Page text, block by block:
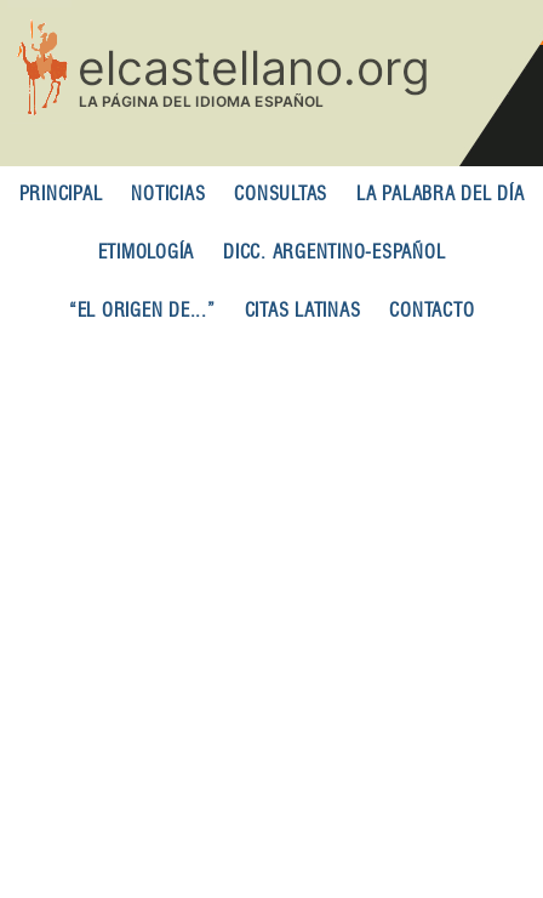
contenido
principal
PRINCIPAL NOTICIAS CONSULTAS LA PALABRA DEL DÍA
ETIMOLOGÍA DICC. ARGENTINO-ESPAÑOL
“EL ORIGEN DE...” CITAS LATINAS CONTACTO